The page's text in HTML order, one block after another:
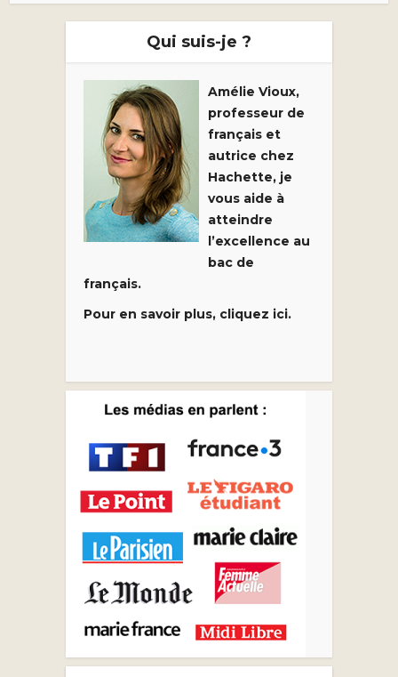
Qui suis-je ?
Amélie Vioux,
professeur de
français et
autrice chez
Hachette, je
vous aide à
atteindre
l’excellence au
bac de
français.
Pour en savoir plus, cliquez ici.